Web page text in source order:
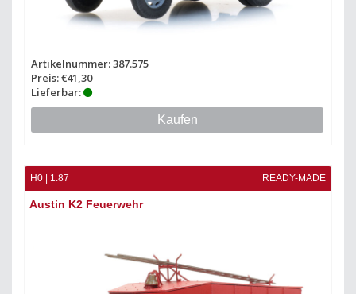
Artikelnummer: 387.575
Preis: €41,30
Lieferbar:
Kaufen
H0 | 1:87 READY-MADE
Austin K2 Feuerwehr